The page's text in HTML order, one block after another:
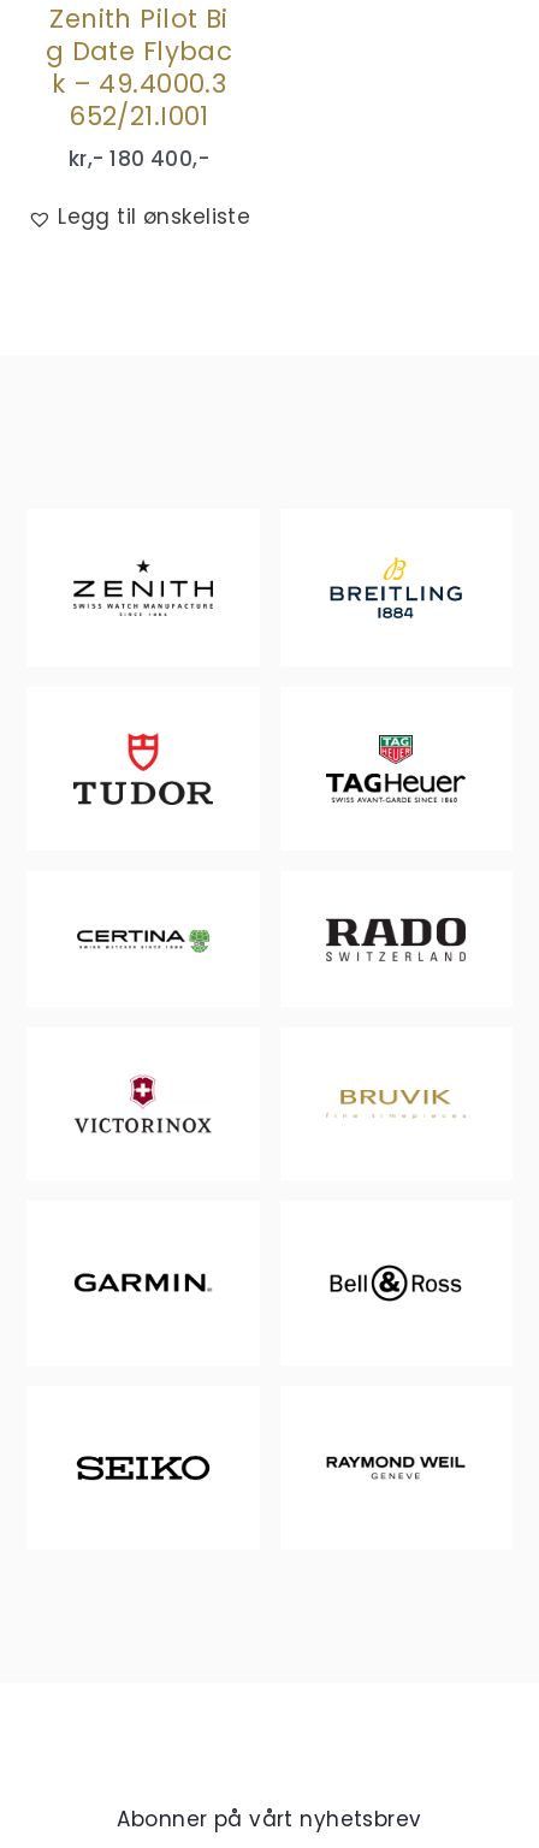
Zenith Pilot Bi
g Date Flybac
k – 49.4000.3
652/21.I001
kr,- 180 400,-
Legg til ønskeliste
Abonner på vårt nyhetsbrev